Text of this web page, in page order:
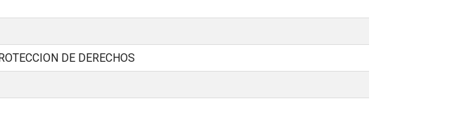
DE DERECHOS